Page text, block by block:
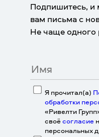
Подпишитесь, и
вам письма с
Не чаще одного
Я прочитал(а)
обработки
«Ривелти
своёсогласие
персональных